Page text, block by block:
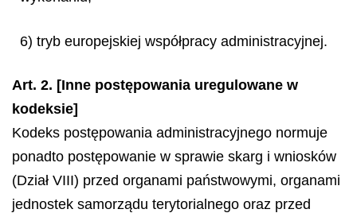
6) tryb europejskiej współpracy administracyjnej.
Art. 2. [Inne postępowania uregulowane w
kodeksie]
Kodeks postępowania administracyjnego normuje
ponadto postępowanie w sprawie skarg i wniosków
(Dział VIII) przed organami państwowymi, organami
jednostek samorządu terytorialnego oraz przed